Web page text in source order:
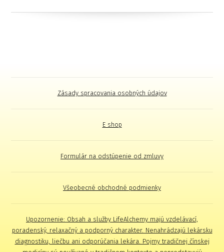
Zásady spracovania osobných údajov
E shop
Formulár na odstúpenie od zmluvy
Všeobecné obchodné podmienky
Upozornenie: Obsah a služby LifeAlchemy majú vzdelávací,
poradenský, relaxačný a podporný charakter. Nenahrádzajú lekársku
diagnostiku, liečbu ani odporúčania lekára. Pojmy tradičnej čínskej